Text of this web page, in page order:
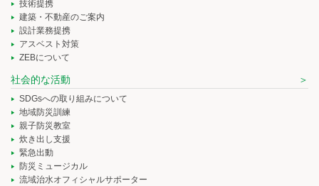
技術提携
建築・不動産のご案内
設計業務提携
アスベスト対策
ZEBについて
社会的な活動
SDGsへの取り組みについて
地域防災訓練
親子防災教室
炊き出し支援
緊急出動
防災ミュージカル
流域治水オフィシャルサポーター